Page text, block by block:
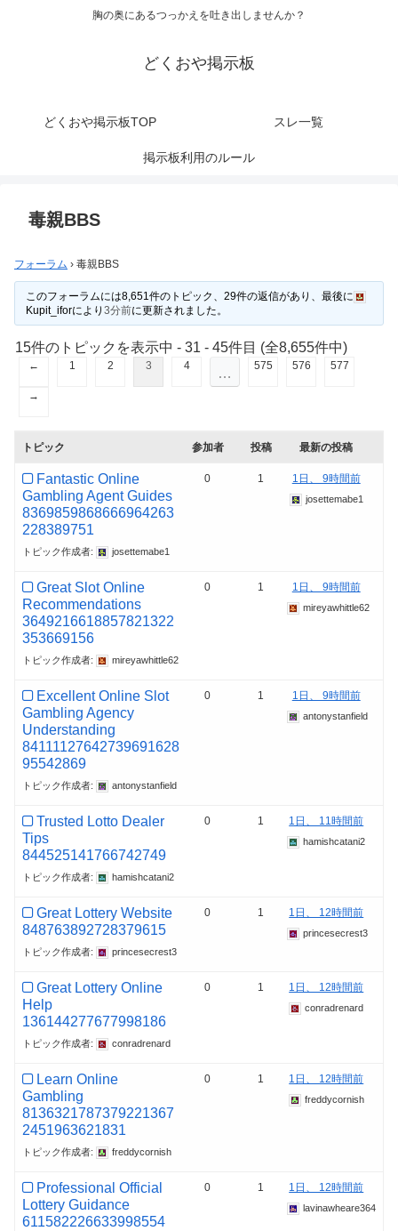
胸の奥にあるつっかえを吐き出しませんか？
どくおや掲示板
どくおや掲示板TOP スレ一覧
掲示板利用のルール
毒親BBS
フォーラム › 毒親BBS
このフォーラムには8,651件のトピック、29件の返信があり、最後に
Kupit_iforにより 3分前に更新されました。
15件のトピックを表示中 - 31 - 45件目 (全8,655件中)
← 1 2 3 4 … 575 576 577
→
トピック 参加者 投稿 最新の投稿
Fantastic Online
Gambling Agent Guides
8369859868666964263
228389751
トピック作成者: josettemabe1
0 1 1日、 9時間前
josettemabe1
Great Slot Online
Recommendations
3649216618857821322
353669156
トピック作成者: mireyawhittle62
0 1 1日、 9時間前
mireyawhittle62
Excellent Online Slot
Gambling Agency
Understanding
84111127642739691628
95542869
トピック作成者: antonystanfield
0 1 1日、 9時間前
antonystanfield
Trusted Lotto Dealer
Tips
844525141766742749
トピック作成者: hamishcatani2
0 1 1日、 11時間前
hamishcatani2
Great Lottery Website
848763892728379615
トピック作成者: princesecrest3
0 1 1日、 12時間前
princesecrest3
Great Lottery Online
Help
136144277677998186
トピック作成者: conradrenard
0 1 1日、 12時間前
conradrenard
Learn Online
Gambling
8136321787379221367
2451963621831
トピック作成者: freddycornish
0 1 1日、 12時間前
freddycornish
Professional Official
Lottery Guidance
611582226633998554
0 1 1日、 12時間前
lavinawheare364